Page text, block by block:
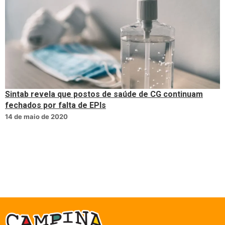
Sintab revela que postos de saúde de CG continuam
fechados por falta de EPIs
14 de maio de 2020